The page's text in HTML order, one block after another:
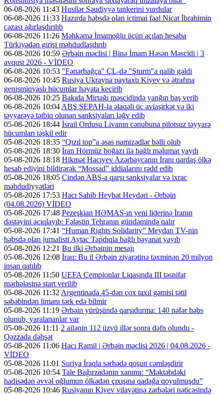
06-08-2026 11:43 Husilər Səudiyyə tankerini vurdular
06-08-2026 11:33 Hazırda həbsdə olan ictimai fəal Nicat İbrahimin
cəzası ağırlaşdırılıb
06-08-2026 11:26 Məhkəmə İmamoğlu üçün açılan hesaba
Türkiyədən girişi məhdudlaşdırıb
06-08-2026 10:59 Ərbəin məclisi | Binə İmam Həsən Məscidi | 3
avqust 2026 - VİDEO
06-08-2026 10:53 "Fənərbağça" ÇL-də "Şturm"a qalib gəldi
06-08-2026 10:45 Rusiya Ukrayna paytaxtı Kiyev və ətrafına
genişmiqyaslı hücumlar həyata keçirib
06-08-2026 10:25 Bakıda Mirtağı məscidində yanğın baş verib
06-08-2026 10:04 ABŞ SEPAH-la əlaqəli üç aviaşirkət və iki
təyyarəyə tətbiq olunan sanksiyaları ləğv edib
05-08-2026 18:44 İsrail Ordusu Livanın cənubuna pilotsuz təyyarə
hücumları təşkil edir
05-08-2026 18:35 “Qızıl top”a əsas namizədlər bəlli olub
05-08-2026 18:30 İran Hörmüz boğazı ilə bağlı məlumat yaydı
05-08-2026 18:18 Hikmət Hacıyev Azərbaycanın İranı qardaş ölkə
hesab ediyini bildirərək “Mossad” iddialarını rədd edib
05-08-2026 18:05 Çindən ABŞ-a qarşı sanksiyalar və ixrac
məhdudiyyətləri
05-08-2026 17:53 Hacı Sahib Heybət Heydəri - Ərbəin
(04.08.2026) VİDEO
05-08-2026 17:48 Pezeşkian HƏMAS-ın yeni liderinə İranın
dəstəyini açıqlayıb: Fələstin Tehranın gündəmində qalır
05-08-2026 17:41 “Human Rights Solidarity” Meydan TV-nin
həbsdə olan jurnalisti Aytac Tapdıqla bağlı bəyanat yayıb
05-08-2026 12:21 Bu ilki Ərbəinin mesajı
05-08-2026 12:08 İraq: Bu il Ərbəin ziyarətinə təxminən 20 milyon
insan qatılıb
05-08-2026 11:50 UEFA Çempionlar Liqasında III təsnifat
mərhələsinə start verilib
05-08-2026 11:32 Argentinada 45-dən çox taxıl gəmisi tətil
səbəbindən limanı tərk edə bilmir
05-08-2026 11:19 Ərbəin yürüşündə qarşıdurma: 140 nəfər həbs
olunub, yaralananlar var
05-08-2026 11:11 2 ailənin 112 üzvü illər sonra dəfn olundu -
Qəzzada dəhşət
05-08-2026 11:06 Hacı Ramil | Ərbəin məclisi 2026 | 04.08.2026 -
VİDEO
05-08-2026 11:01 Suriya İraqla sərhədə qoşun cəmləşdirir
05-08-2026 10:54 Tale Bağırzadənin xanımı: “Məktəbdəki
hadisədən əvvəl oğlumun ölkədən çıxışına qadağa qoyulmuşdu”
05-08-2026 10:46 Rusiyanın Kiyev vilayətinə zərbələri nəticəsində